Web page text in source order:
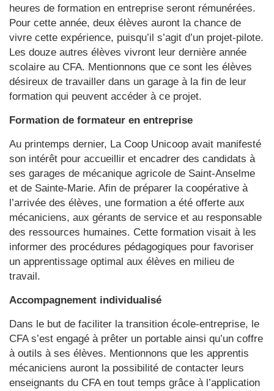
heures de formation en entreprise seront rémunérées.
Pour cette année, deux élèves auront la chance de
vivre cette expérience, puisqu’il s’agit d’un projet-pilote.
Les douze autres élèves vivront leur dernière année
scolaire au CFA. Mentionnons que ce sont les élèves
désireux de travailler dans un garage à la fin de leur
formation qui peuvent accéder à ce projet.
Formation de formateur en entreprise
Au printemps dernier, La Coop Unicoop avait manifesté
son intérêt pour accueillir et encadrer des candidats à
ses garages de mécanique agricole de Saint-Anselme
et de Sainte-Marie. Afin de préparer la coopérative à
l’arrivée des élèves, une formation a été offerte aux
mécaniciens, aux gérants de service et au responsable
des ressources humaines. Cette formation visait à les
informer des procédures pédagogiques pour favoriser
un apprentissage optimal aux élèves en milieu de
travail.
Accompagnement individualisé
Dans le but de faciliter la transition école-entreprise, le
CFA s’est engagé à prêter un portable ainsi qu’un coffre
à outils à ses élèves. Mentionnons que les apprentis
mécaniciens auront la possibilité de contacter leurs
enseignants du CFA en tout temps grâce à l’application